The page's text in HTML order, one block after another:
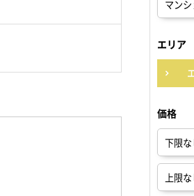
エリア
価格